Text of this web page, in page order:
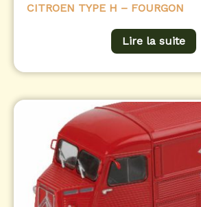
CITROEN TYPE H – FOURGON
Lire la suite